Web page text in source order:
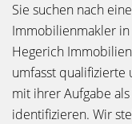
Sie suchen nach
Immobilienmakler
Hegerich
umfasst
mit ihrer Aufgabe
identifizieren. Wir